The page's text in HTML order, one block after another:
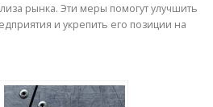
рынка. Эти меры помогут улучшить
и укрепить его позиции на